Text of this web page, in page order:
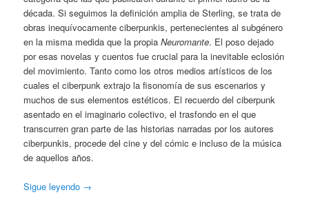
década. Si seguimos la definición amplia de Sterling, se trata de
obras inequívocamente ciberpunkis, pertenecientes al subgénero
en la misma medida que la propiaNeuromante. El poso dejado
por esas novelas y cuentos fue crucial para la inevitable eclosión
del movimiento. Tanto como los otros medios artísticos de los
cuales el ciberpunk extrajo la fisonomía de sus escenarios y
muchos de sus elementos estéticos. El recuerdo del ciberpunk
asentado en el imaginario colectivo, el trasfondo en el que
transcurren gran parte de las historias narradas por los autores
ciberpunkis, procede del cine y del cómic e incluso de la música
de aquellos años.
Sigue leyendo →